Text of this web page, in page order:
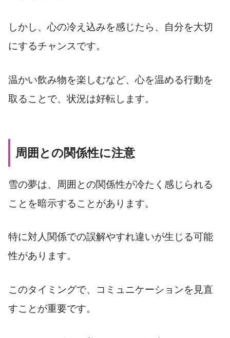
しかし、心の冷え込みを感じたら、自分を大切
にするチャンスです。
温かい飲み物を楽しむなど、心を温める行動を
取ることで、状況は好転します。
周囲との関係性に注意
雪の夢は、周囲との関係性が冷たく感じられる
ことを暗示することがあります。
特に対人関係での誤解やすれ違いが生じる可能
性があります。
このタイミングで、コミュニケーションを見直
すことが重要です。